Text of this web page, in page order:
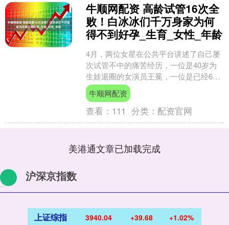
牛顺网配资 高龄试管16次全
败！白冰冰们千万身家为何
得不到好孕_生育_女性_年龄
4月，两位女星在公共平台讲述了自己屡
次试管不中的痛苦经历，一位是40岁为
生娃退圈的女演员王冕，一位是已经69
岁的艺人白冰冰。 王冕在38岁时突然宣
布暂退影视圈，....
牛顺网配资
查看： 111 分类： 配资官网
美港通文章已加载完成
沪深京指数
上证综指 3940.04 +39.68 +1.02%